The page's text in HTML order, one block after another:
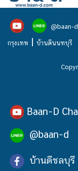
@baan-d
กรุงเทพ | บ้านดีนนทบุรี
Baan-D
@baan-d
บ้านดีชลบุรี